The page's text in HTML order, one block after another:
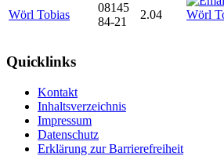
Wörl Tobias
08145
84-21
2.04
Quicklinks
Kontakt
Inhaltsverzeichnis
Impressum
Datenschutz
Erklärung zur Barrierefreiheit